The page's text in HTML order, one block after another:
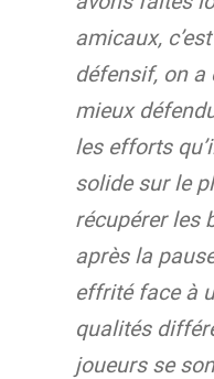
amicaux,
défensif, on a
mieux
les efforts
solide sur le
récupérer les
après la
effrité face à
qualités
joueurs se